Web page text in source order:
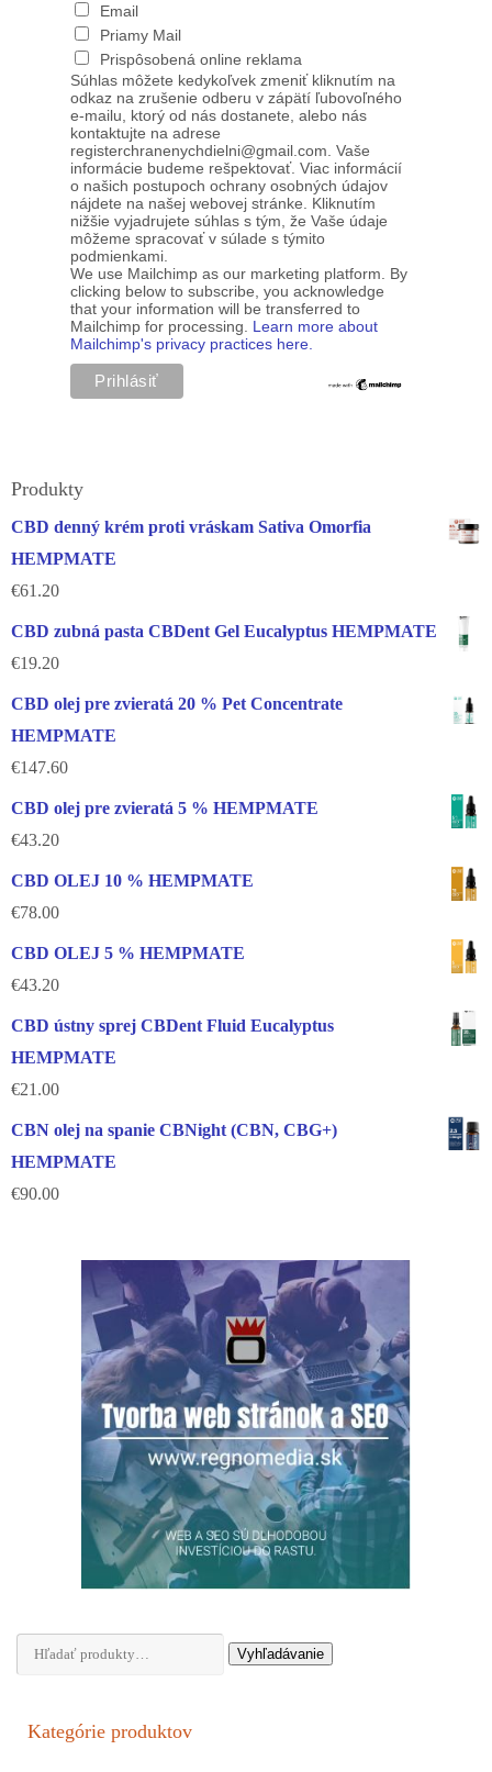
Email
Priamy Mail
Prispôsobená online reklama
Súhlas môžete kedykoľvek zmeniť kliknutím na
odkaz na zrušenie odberu v zápätí ľubovoľného
e-mailu, ktorý od nás dostanete, alebo nás
kontaktujte na adrese
registerchranenychdielni@gmail.com. Vaše
informácie budeme rešpektovať. Viac informácií
o našich postupoch ochrany osobných údajov
nájdete na našej webovej stránke. Kliknutím
nižšie vyjadrujete súhlas s tým, že Vaše údaje
môžeme spracovať v súlade s týmito
podmienkami.
We use Mailchimp as our marketing platform. By
clicking below to subscribe, you acknowledge
that your information will be transferred to
Mailchimp for processing. Learn more about
Mailchimp's privacy practices here.
Produkty
CBD denný krém proti vráskam Sativa Omorfia
HEMPMATE
€61.20
CBD zubná pasta CBDent Gel Eucalyptus HEMPMATE
€19.20
CBD olej pre zvieratá 20 % Pet Concentrate
HEMPMATE
€147.60
CBD olej pre zvieratá 5 % HEMPMATE
€43.20
CBD OLEJ 10 % HEMPMATE
€78.00
CBD OLEJ 5 % HEMPMATE
€43.20
CBD ústny sprej CBDent Fluid Eucalyptus
HEMPMATE
€21.00
CBN olej na spanie CBNight (CBN, CBG+)
HEMPMATE
€90.00
Hľadať: Vyhľadávanie
Kategórie produktov